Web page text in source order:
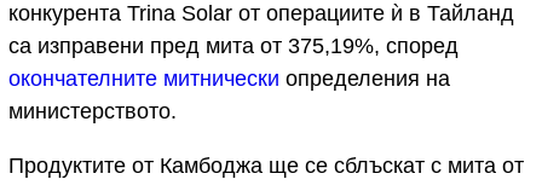
конкурента Trina Solar от операциите ѝ в Тайланд
са изправени пред мита от 375,19%, според
окончателните митнически определения на
министерството.
Продуктите от Камбоджа ще се сблъскат с мита от